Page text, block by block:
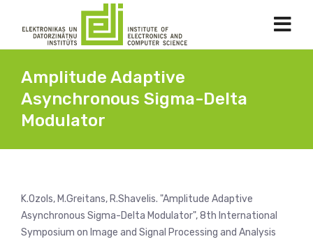
Amplitude Adaptive
Asynchronous Sigma-Delta
Modulator
K.Ozols, M.Greitans, R.Shavelis. "Amplitude Adaptive
Asynchronous Sigma-Delta Modulator", 8th International
Symposium on Image and Signal Processing and Analysis